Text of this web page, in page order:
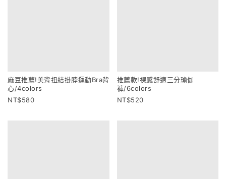
麻豆推薦!美背扭結掛脖運動Bra背
心/4colors
推薦款!裸感舒適三分瑜伽
褲/6colors